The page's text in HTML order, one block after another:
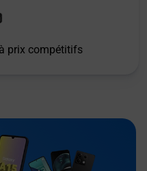
prix compétitifs